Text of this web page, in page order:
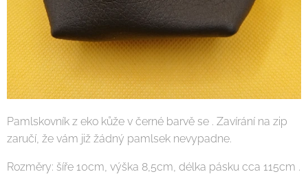
Pamlskovník z eko kůže v černé barvě se . Zavírání na zip
zaručí, že vám již žádný pamlsek nevypadne.
Rozměry: šíře 10cm, výška 8,5cm, délka pásku cca 115cm .